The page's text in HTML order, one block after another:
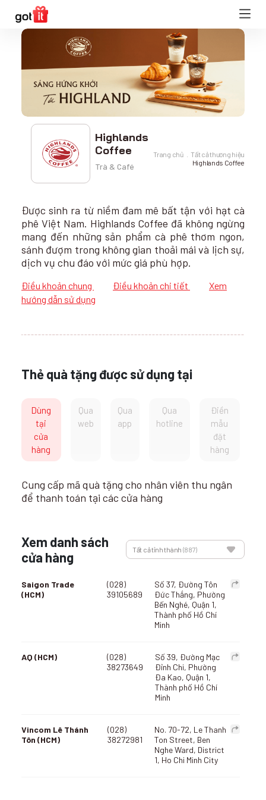
Highlands
Coffee
Trà & Café
Trang chủ
Tất cả thương hiệu
Highlands Coffee
Được sinh ra từ niềm đam mê bất tận với hạt cà
phê Việt Nam. Highlands Coffee đã không ngừng
mang đến những sản phẩm cà phê thơm ngon,
sánh đượm trong không gian thoải mái và lịch sự,
dịch vụ chu đáo với mức giá phù hợp.
Điều khoản chung Điều khoản chi tiết
Xem
hướng dẫn sử dụng
Thẻ quà tặng được sử dụng tại
Dùng
tại
cửa
hàng
Qua
web
Qua
app
Qua
hotline
Điền
mẫu
đặt
hàng
Cung cấp mã quà tặng cho nhân viên thu ngân
để thanh toán tại các cửa hàng
Xem danh sách
cửa hàng
Tất cả tỉnh thành (887)
Saigon Trade
(HCM)
(028)
39105689
Số 37, Đường Tôn
Đức Thắng, Phường
Bến Nghé, Quận 1,
Thành phố Hồ Chí
Minh
AQ (HCM)
(028)
38273649
Số 39, Đường Mạc
Đỉnh Chi, Phường
Đa Kao, Quận 1,
Thành phố Hồ Chí
Minh
Vincom Lê Thánh
Tôn (HCM)
(028)
38272981
No. 70-72, Le Thanh
Ton Street, Ben
Nghe Ward, District
1, Ho Chi Minh City